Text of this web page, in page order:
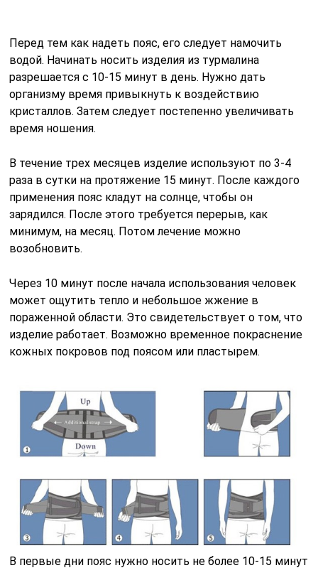
Перед тем как надеть пояс, его следует намочить
водой. Начинать носить изделия из турмалина
разрешается с 10-15 минут в день. Нужно дать
организму время привыкнуть к воздействию
кристаллов. Затем следует постепенно увеличивать
время ношения.
В течение трех месяцев изделие используют по 3-4
раза в сутки на протяжение 15 минут. После каждого
применения пояс кладут на солнце, чтобы он
зарядился. После этого требуется перерыв, как
минимум, на месяц. Потом лечение можно
возобновить.
Через 10 минут после начала использования человек
может ощутить тепло и небольшое жжение в
пораженной области. Это свидетельствует о том, что
изделие работает. Возможно временное покраснение
кожных покровов под поясом или пластырем.
В первые дни пояс нужно носить не более 10-15 минут